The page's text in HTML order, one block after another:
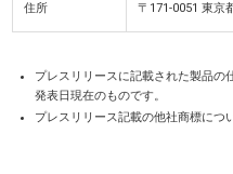
住所 〒171-0051 東京
プレスリリースに記載された製品の
発表日現在のものです。
プレスリリース記載の他社商標につ